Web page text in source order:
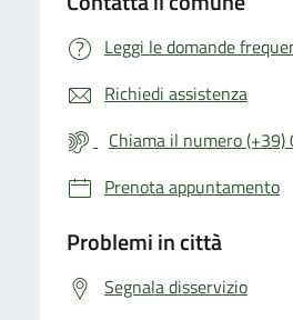
Leggi le domande
Richiedi assistenza
Chiama il numero
Prenota appuntamento
Problemi in città
Segnala disservizio